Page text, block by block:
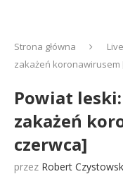
Strona główna Live
zakażeń koronawirusem
Powiat
zakażeń
czerwca]
przez Robert